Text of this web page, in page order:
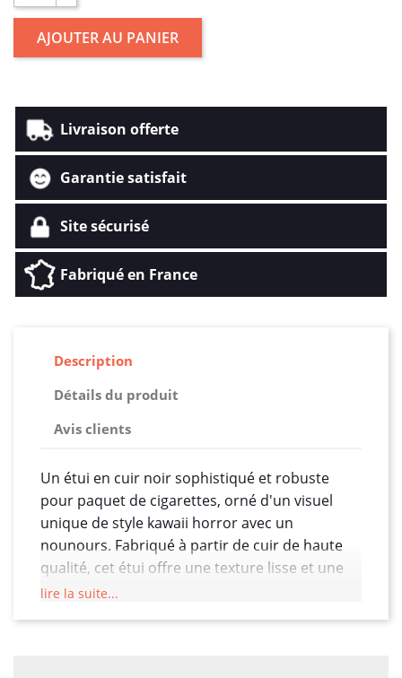
AJOUTER AU PANIER
Livraison offerte
Garantie satisfait
Site sécurisé
Fabriqué en France
Description
Détails du produit
Avis clients
Un étui en cuir noir sophistiqué et robuste
pour paquet de cigarettes, orné d'un visuel
unique de style kawaii horror avec un
nounours. Fabriqué à partir de cuir de haute
qualité, cet étui offre une texture lisse et une
protection durable pour vos cigarettes. Le
lire la suite...